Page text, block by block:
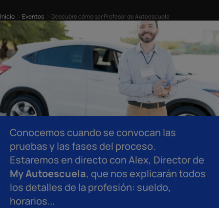
Inicio Eventos Descubre cómo ser Profesor de Autoescuela
Conocemos cuando se convocan las
pruebas y las fases del proceso.
Estaremos en directo con Alex, Director de
My Autoescuela, que nos explicarán todos
los detalles de la profesión: sueldo,
horarios...